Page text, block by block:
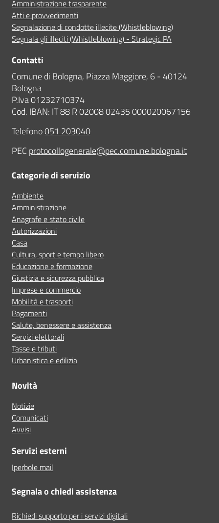
Amministrazione trasparente
Atti e provvedimenti
Segnalazione di condotte illecite (Whistleblowing)
Segnala gli illeciti (Whistleblowing) - Strategic PA
Contatti
Comune di Bologna, Piazza Maggiore, 6 - 40124
Bologna
P.Iva 01232710374
Cod. IBAN: IT 88 R 02008 02435 000020067156
Telefono051 203040
PEC protocollogenerale@pec.comune.bologna.it
Categorie di servizio
Ambiente
Amministrazione
Anagrafe e stato civile
Autorizzazioni
Casa
Cultura, sport e tempo libero
Educazione e formazione
Giustizia e sicurezza pubblica
Imprese e commercio
Mobilità e trasporti
Pagamenti
Salute, benessere e assistenza
Servizi elettorali
Tasse e tributi
Urbanistica e edilizia
Novità
Notizie
Comunicati
Avvisi
Servizi esterni
Iperbole mail
Segnala o chiedi assistenza
Richiedi supporto per i servizi digitali